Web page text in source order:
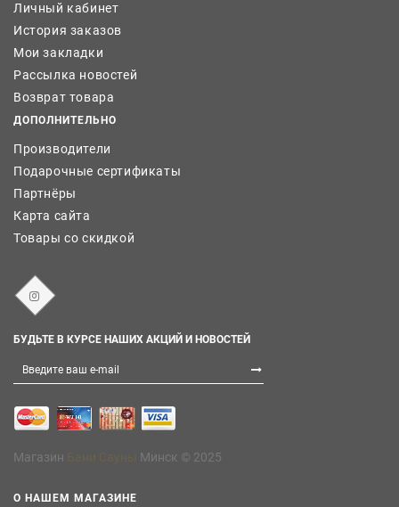
Личный кабинет
История заказов
Мои закладки
Рассылка новостей
Возврат товара
ДОПОЛНИТЕЛЬНО
Производители
Подарочные сертификаты
Партнёры
Карта сайта
Товары со скидкой
БУДЬТЕ В КУРСЕ НАШИХ АКЦИЙ И НОВОСТЕЙ
Магазин Минск © 2025
О НАШЕМ МАГАЗИНЕ